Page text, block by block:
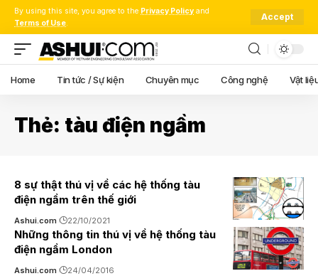
By using this site, you agree to the Privacy Policy and
Terms of Use.
Accept
Home Tin tức / Sự kiện Chuyên mục Công nghệ Vật
Thẻ: tàu điện ngầm
8 sự thật thú vị về các hệ thống tàu
điện ngầm trên thế giới
Ashui.com 22/10/2021
Những thông tin thú vị về hệ thống tàu
điện ngầm London
Ashui.com 24/04/2016